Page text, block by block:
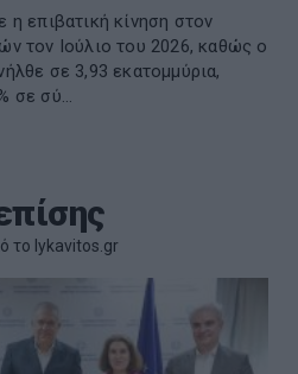
η επιβατική κίνηση στον
τον Ιούλιο του 2026, καθώς ο
σε 3,93 εκατομμύρια,
σε σύ...
το lykavitos.gr